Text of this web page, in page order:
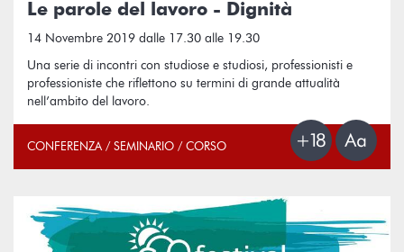
Le parole del lavoro - Dignità
14 Novembre 2019 dalle 17.30 alle 19.30
Una serie di incontri con studiose e studiosi, professionisti e
professioniste che riflettono su termini di grande attualità
nell’ambito del lavoro.
CONFERENZA / SEMINARIO / CORSO